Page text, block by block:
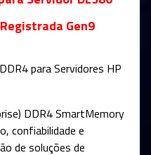
Gen9
para Servidores HP
DDR4 SmartMemory
confiabilidade e
de soluções de